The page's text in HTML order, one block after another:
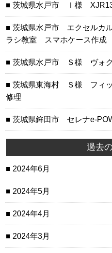
茨城県水戸市 Ｉ様
茨城県水戸市 エクセル
ラシ教室 スマホケース作成
茨城県水戸市 Ｓ様 ヴォ
茨城県東海村 Ｓ様 フィ
修理
茨城県鉾田市 セレナe-
過去
2024年6月
2024年5月
2024年4月
2024年3月